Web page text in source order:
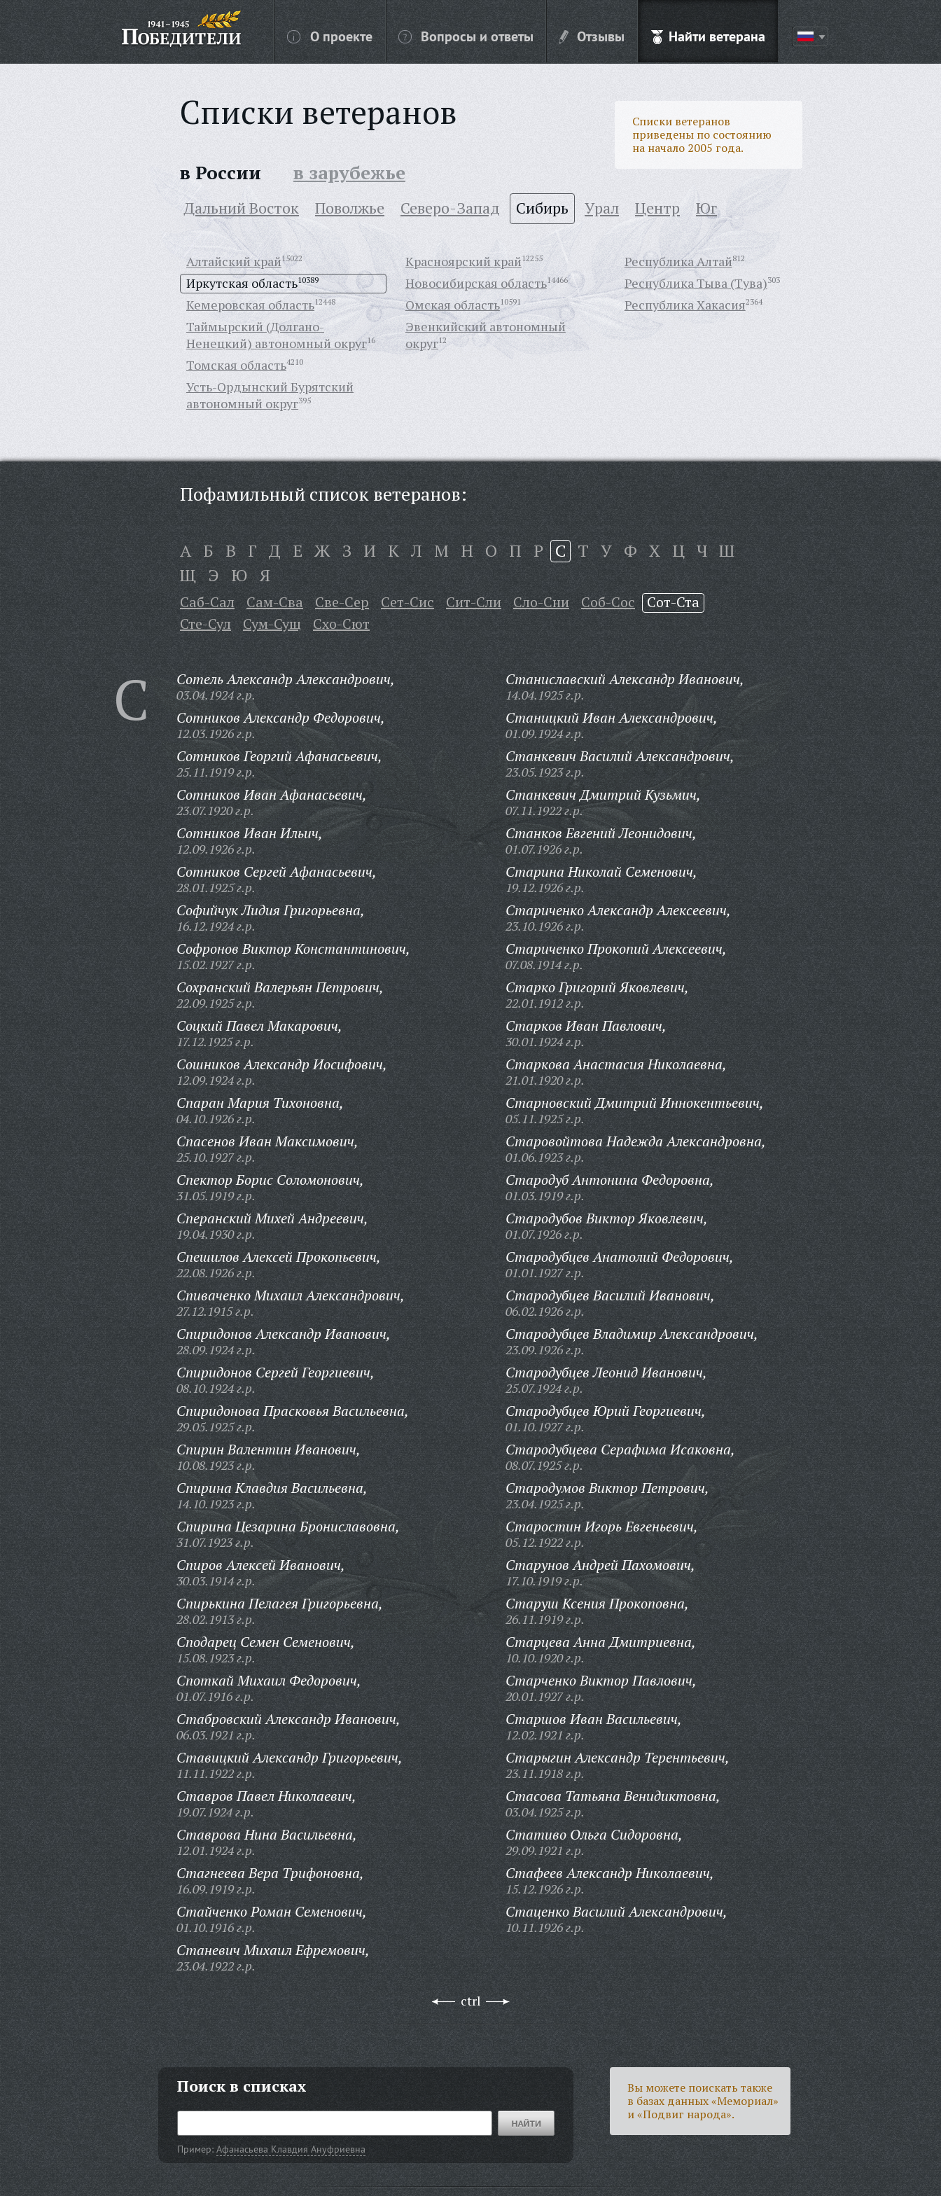
О проекте Вопросы и ответы Отзывы Найти ветерана
Списки ветеранов
Списки ветеранов
приведены по состоянию
на начало 2005 года.
в России в зарубежье
Дальний Восток Поволжье Северо-Запад Сибирь Урал Центр Юг
Алтайский край15022
Иркутская область10389
Кемеровская область12448
Красноярский край12255
Новосибирская область14466
Омская область10591
Республика Алтай812
Республика Тыва (Тува)303
Республика Хакасия2364
Таймырский (Долгано-
Ненецкий) автономный округ16
Томская область4210
Усть-Ордынский Бурятский
автономный округ395
Эвенкийский автономный
округ12
Пофамильный список ветеранов:
А Б В Г Д Е Ж З И К Л М Н О П Р С Т У Ф Х Ц Ч Ш
Щ Э Ю Я
Саб-Сал Сам-Сва Све-Сер Сет-Сис Сит-Сли Сло-Сни Соб-Сос
Сот-Ста
Сте-Сул
Сум-Сущ Схо-Сют
С Сотель Александр Александрович,
03.04.1924 г.р.
Сотников Александр Федорович,
12.03.1926 г.р.
Сотников Георгий Афанасьевич,
25.11.1919 г.р.
Сотников Иван Афанасьевич,
23.07.1920 г.р.
Сотников Иван Ильич,
12.09.1926 г.р.
Сотников Сергей Афанасьевич,
28.01.1925 г.р.
Софийчук Лидия Григорьевна,
16.12.1924 г.р.
Софронов Виктор Константинович,
15.02.1927 г.р.
Сохранский Валерьян Петрович,
22.09.1925 г.р.
Соцкий Павел Макарович,
17.12.1925 г.р.
Сошников Александр Иосифович,
12.09.1924 г.р.
Спаран Мария Тихоновна,
04.10.1926 г.р.
Спасенов Иван Максимович,
25.10.1927 г.р.
Спектор Борис Соломонович,
31.05.1919 г.р.
Сперанский Михей Андреевич,
19.04.1930 г.р.
Спешилов Алексей Прокопьевич,
22.08.1926 г.р.
Спиваченко Михаил Александрович,
27.12.1915 г.р.
Спиридонов Александр Иванович,
28.09.1924 г.р.
Спиридонов Сергей Георгиевич,
08.10.1924 г.р.
Спиридонова Прасковья Васильевна,
29.05.1925 г.р.
Спирин Валентин Иванович,
10.08.1923 г.р.
Спирина Клавдия Васильевна,
14.10.1923 г.р.
Спирина Цезарина Брониславовна,
31.07.1923 г.р.
Спиров Алексей Иванович,
30.03.1914 г.р.
Спирькина Пелагея Григорьевна,
28.02.1913 г.р.
Сподарец Семен Семенович,
15.08.1923 г.р.
Споткай Михаил Федорович,
01.07.1916 г.р.
Стабровский Александр Иванович,
06.03.1921 г.р.
Ставицкий Александр Григорьевич,
11.11.1922 г.р.
Ставров Павел Николаевич,
19.07.1924 г.р.
Ставрова Нина Васильевна,
12.01.1924 г.р.
Стагнеева Вера Трифоновна,
16.09.1919 г.р.
Стайченко Роман Семенович,
01.10.1916 г.р.
Станевич Михаил Ефремович,
23.04.1922 г.р.
Станиславский Александр Иванович,
14.04.1925 г.р.
Станицкий Иван Александрович,
01.09.1924 г.р.
Станкевич Василий Александрович,
23.05.1923 г.р.
Станкевич Дмитрий Кузьмич,
07.11.1922 г.р.
Станков Евгений Леонидович,
01.07.1926 г.р.
Старина Николай Семенович,
19.12.1926 г.р.
Стариченко Александр Алексеевич,
23.10.1926 г.р.
Стариченко Прокопий Алексеевич,
07.08.1914 г.р.
Старко Григорий Яковлевич,
22.01.1912 г.р.
Старков Иван Павлович,
30.01.1924 г.р.
Старкова Анастасия Николаевна,
21.01.1920 г.р.
Старновский Дмитрий Иннокентьевич,
05.11.1925 г.р.
Старовойтова Надежда Александровна,
01.06.1923 г.р.
Стародуб Антонина Федоровна,
01.03.1919 г.р.
Стародубов Виктор Яковлевич,
01.07.1926 г.р.
Стародубцев Анатолий Федорович,
01.01.1927 г.р.
Стародубцев Василий Иванович,
06.02.1926 г.р.
Стародубцев Владимир Александрович,
23.09.1926 г.р.
Стародубцев Леонид Иванович,
25.07.1924 г.р.
Стародубцев Юрий Георгиевич,
01.10.1927 г.р.
Стародубцева Серафима Исаковна,
08.07.1925 г.р.
Стародумов Виктор Петрович,
23.04.1925 г.р.
Старостин Игорь Евгеньевич,
05.12.1922 г.р.
Старунов Андрей Пахомович,
17.10.1919 г.р.
Старуш Ксения Прокоповна,
26.11.1919 г.р.
Старцева Анна Дмитриевна,
10.10.1920 г.р.
Старченко Виктор Павлович,
20.01.1927 г.р.
Старшов Иван Васильевич,
12.02.1921 г.р.
Старыгин Александр Терентьевич,
23.11.1918 г.р.
Стасова Татьяна Венидиктовна,
03.04.1925 г.р.
Стативо Ольга Сидоровна,
29.09.1921 г.р.
Стафеев Александр Николаевич,
15.12.1926 г.р.
Стаценко Василий Александрович,
10.11.1926 г.р.
ctrl
Поиск в списках
Пример: Афанасьева Клавдия Ануфриевна
Вы можете поискать также
в базах данных «Мемориал»
и «Подвиг народа».